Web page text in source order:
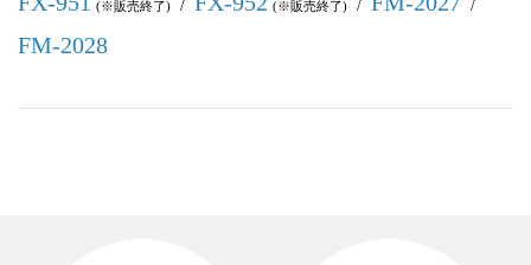
(※販売終了) / (※販売終了) / /
FM-2028